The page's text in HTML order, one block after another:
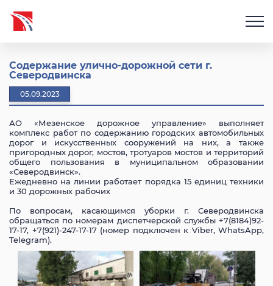
Содержание улично-дорожной сети г.
Северодвинска
05.09.2023
АО «Мезенское дорожное управление» выполняет
комплекс работ по содержанию городских автомобильных
дорог и искусственных сооружений на них, а также
пригородных дорог, мостов, тротуаров мостов и территорий
общего пользования в муниципальном образовании
«Северодвинск».
Ежедневно на линии работает порядка 15 единиц техники
и 30 дорожных рабочих
По вопросам, касающимся уборки г. Северодвинска
обращаться по номерам диспетчерской службы +7(8184)92-
17-17, +7(921)-247-17-17 (номер подключен к Viber, WhatsApp,
Telegram).